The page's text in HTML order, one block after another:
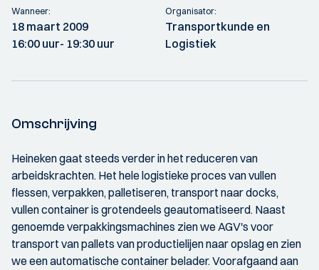
Wanneer:
18 maart 2009
16:00 uur- 19:30 uur
Organisator:
Transportkunde en
Logistiek
Omschrijving
Heineken gaat steeds verder in het reduceren van
arbeidskrachten. Het hele logistieke proces van vullen
flessen, verpakken, palletiseren, transport naar docks,
vullen container is grotendeels geautomatiseerd. Naast
genoemde verpakkingsmachines zien we AGV's voor
transport van pallets van productielijen naar opslag en zien
we een automatische container belader. Voorafgaand aan